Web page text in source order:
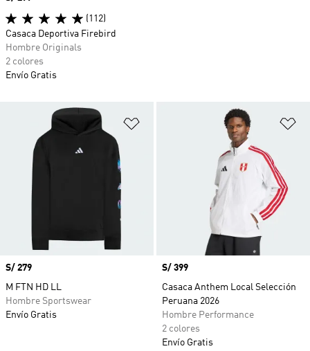
Añadir a la lista de deseos
Precio
S/ 279
M FTN HD LL
Hombre Sportswear
Envío Gratis
Precio
S/ 399
Casaca Anthem Local Selección
Peruana 2026
Hombre Performance
2 colores
Envío Gratis
(112)
Casaca Deportiva Firebird
Hombre Originals
2 colores
Envío Gratis